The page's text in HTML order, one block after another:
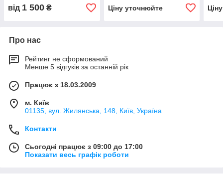
від 1 500 ₴
Ціну уточнюйте
Про нас
Рейтинг не сформований
Менше 5 відгуків за останній рік
Працює з 18.03.2009
м. Київ
01135, вул. Жилянська, 148, Київ, Україна
Контакти
Сьогодні працює з 09:00 до 17:00
Показати весь графік роботи